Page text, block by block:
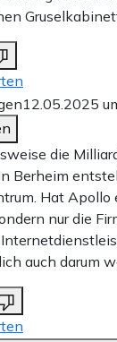
12.05.2025
die
Berheim
Hat Apollo
nur die
auch darum